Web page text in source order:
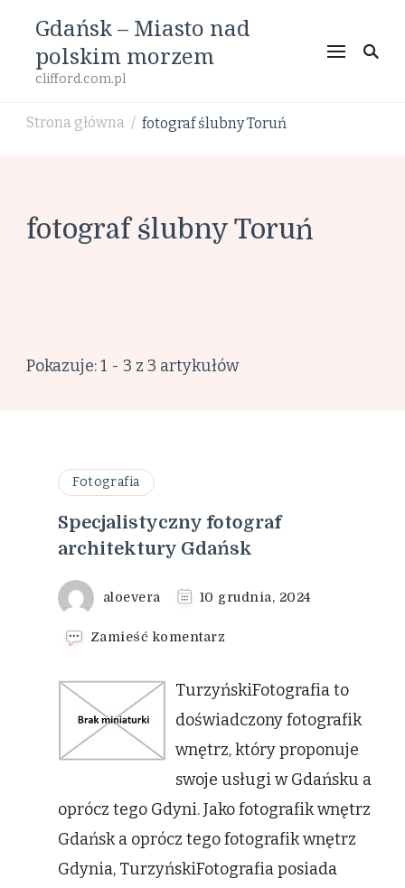
Gdańsk – Miasto nad
polskim morzem
clifford.com.pl
Strona główna / fotograf ślubny Toruń
fotograf ślubny Toruń
Pokazuje: 1 - 3 z 3 artykułów
Fotografia
Specjalistyczny fotograf
architektury Gdańsk
aloevera 10 grudnia, 2024
Zamieść komentarz
fotograf
architektury
Gdańsk
TurzyńskiFotografia to
doświadczony fotografik
wnętrz, który proponuje
swoje usługi w Gdańsku a
oprócz tego Gdyni. Jako fotografik wnętrz
Gdańsk a oprócz tego fotografik wnętrz
Gdynia, TurzyńskiFotografia posiada